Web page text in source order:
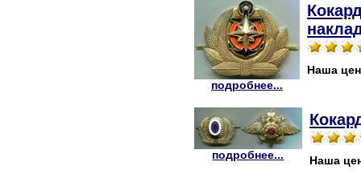
подробнее...
Наша
подробнее... Наша